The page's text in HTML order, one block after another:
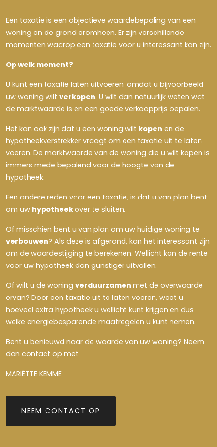
Een taxatie is een objectieve waardebepaling van een
woning en de grond eromheen. Er zijn verschillende
momenten waarop een taxatie voor u interessant kan zijn.
Op welk moment?
U kunt een taxatie laten uitvoeren, omdat u bijvoorbeeld
uw woning wilt verkopen. U wilt dan natuurlijk weten wat
de marktwaarde is en een goede verkoopprijs bepalen.
Het kan ook zijn dat u een woning wilt kopen en de
hypotheekverstrekker vraagt om een taxatie uit te laten
voeren. De marktwaarde van de woning die u wilt kopen is
immers mede bepalend voor de hoogte van de
hypotheek.
Een andere reden voor een taxatie, is dat u van plan bent
om uw hypotheekover te sluiten.
Of misschien bent u van plan om uw huidige woning te
verbouwen? Als deze is afgerond, kan het interessant zijn
om de waardestijging te berekenen. Wellicht kan de rente
voor uw hypotheek dan gunstiger uitvallen.
Of wilt u de woning verduurzamen met de overwaarde
ervan? Door een taxatie uit te laten voeren, weet u
hoeveel extra hypotheek u wellicht kunt krijgen en dus
welke energiebesparende maatregelen u kunt nemen.
Bent u benieuwd naar de waarde van uw woning? Neem
dan contact op met
MARIËTTE KEMME.
NEEM CONTACT OP